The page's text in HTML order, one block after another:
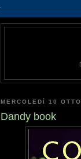
MERCOLEDÌ 10
Dandy book